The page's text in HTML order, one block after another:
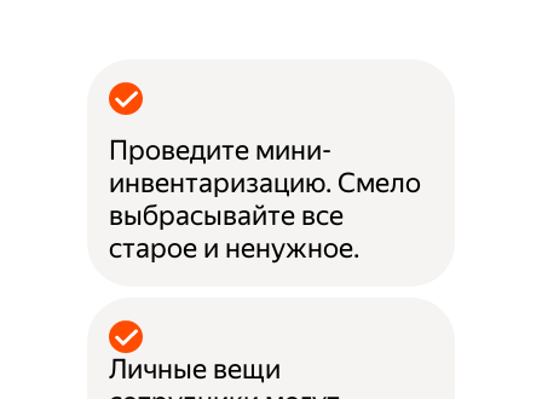
Проведите мини-
инвентаризацию. Смело
выбрасывайте все
старое и ненужное.
Личные вещи